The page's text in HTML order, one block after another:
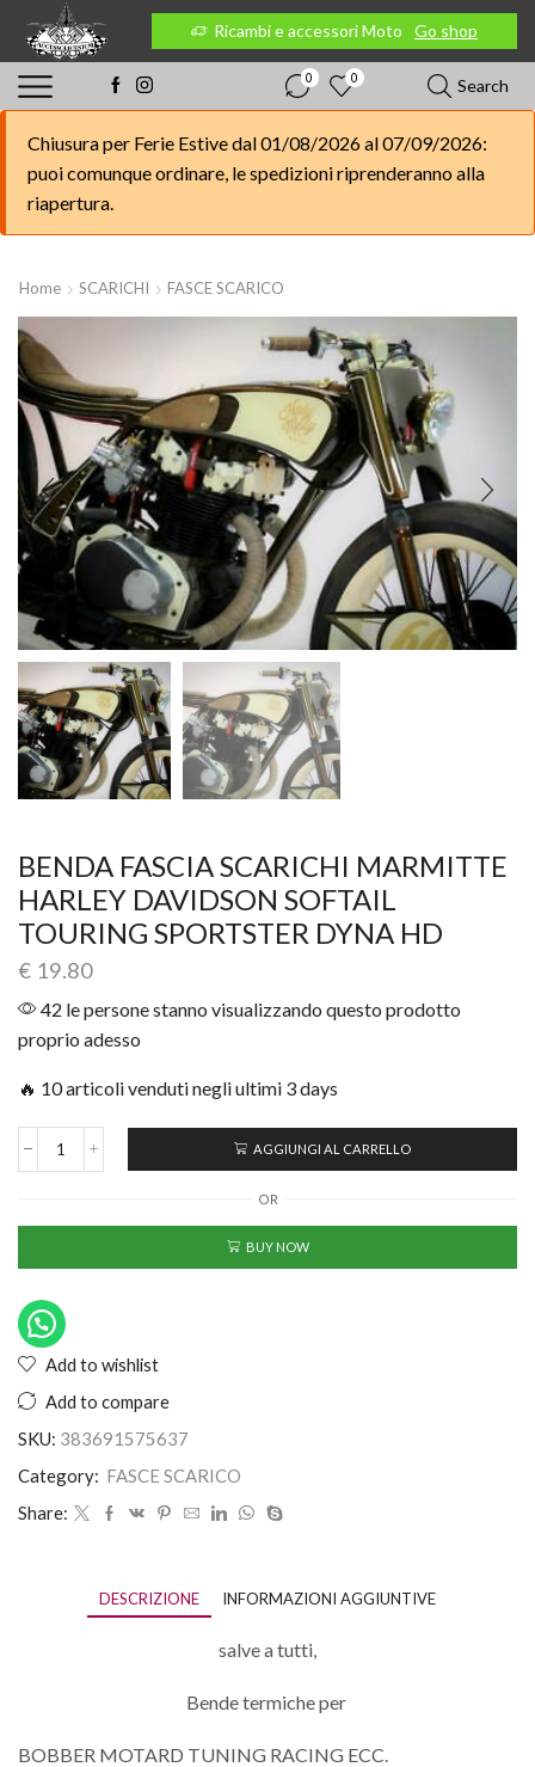
Go shop Ricambi e accessori Moto Go shop
0 0 Search
Chiusura per Ferie Estive dal 01/08/2026 al 07/09/2026:
puoi comunque ordinare, le spedizioni riprenderanno alla
riapertura.
Home SCARICHI FASCE SCARICO
BENDA FASCIA SCARICHI MARMITTE
HARLEY DAVIDSON SOFTAIL
TOURING SPORTSTER DYNA HD
€ 19.80
42 le persone stanno visualizzando questo prodotto
proprio adesso
🔥 10 articoli venduti negli ultimi 3 days
AGGIUNGI AL CARRELLO
OR
BUY NOW
Add to wishlist
Add to compare
SKU: 383691575637
Category: FASCE SCARICO
Share:
DESCRIZIONE INFORMAZIONI AGGIUNTIVE
salve a tutti,
Bende termiche per
BOBBER MOTARD TUNING RACING ECC.